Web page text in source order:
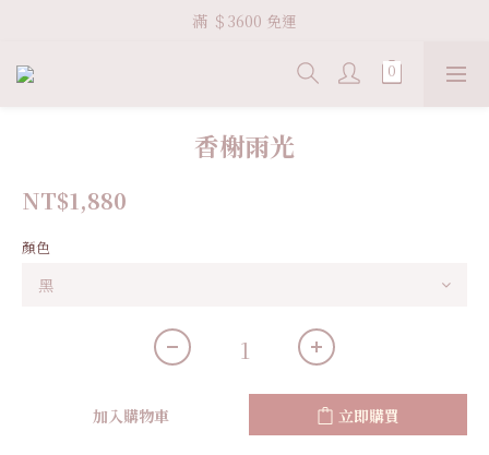
Welcome VHS.co
滿 ＄3600 免運
Welcome VHS.co
香榭雨光
NT$1,880
顏色
加入購物車 立即購買